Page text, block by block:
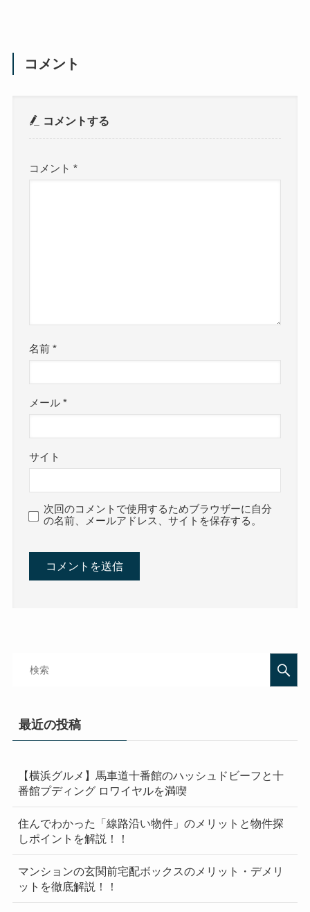
コメント
コメントする
コメント*
名前*
メール*
サイト
次回のコメントで使用するためブラウザーに自分
の名前、メールアドレス、サイトを保存する。
最近の投稿
【横浜グルメ】馬車道十番館のハッシュドビーフと十
番館プディング ロワイヤルを満喫
住んでわかった「線路沿い物件」のメリットと物件探
しポイントを解説！！
マンションの玄関前宅配ボックスのメリット・デメリ
ットを徹底解説！！